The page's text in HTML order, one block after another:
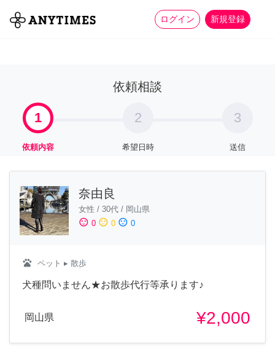
ログイン 新規登録
全て 家事 more_horiz
依頼相談
1
依頼内容
2
希望日時
3
送信
奈由良
女性 / 30代 / 岡山県
sentiment_satisfied 0 sentiment_neutral 0 sentiment_dissatisfied 0
pets ペット ▸ 散歩
犬種問いません★お散歩代行等承ります♪
岡山県 ¥2,000